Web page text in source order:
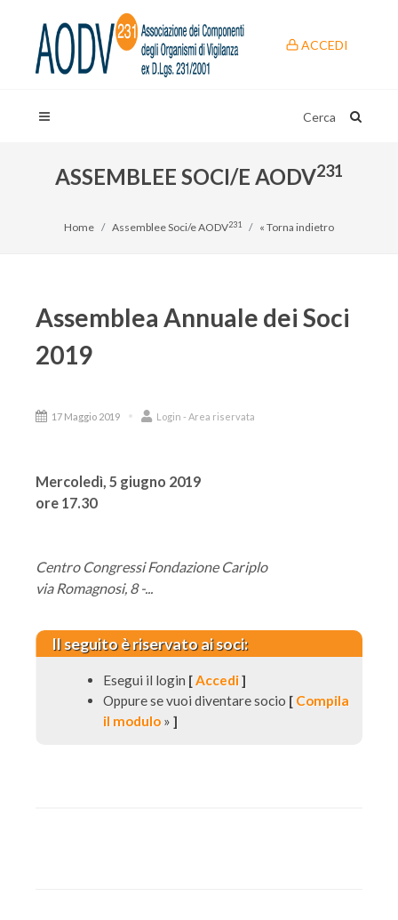
ACCEDI
Cerca
ASSEMBLEE SOCI/E AODV231
Home Assemblee Soci/e AODV231 « Torna indietro
Assemblea Annuale dei Soci
2019
17 Maggio 2019 Login - Area riservata
Mercoledì, 5 giugno 2019
ore 17.30
Centro Congressi Fondazione Cariplo
via Romagnosi, 8 -...
Il seguito è riservato ai soci:
Esegui il login [Accedi]
Oppure se vuoi diventare socio [ Compila
il modulo » ]